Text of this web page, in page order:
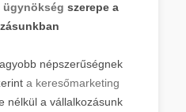
ügynökség szerepe a
népszerűségnek
a keresőmarketing
nélkül a vállalkozásunk